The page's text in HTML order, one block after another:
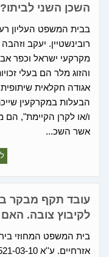
השכן השני
רובינשטיין. יעקב
מקרקעי ישראל וכפר
והזוג מלר הם בעלי
אגודה חקלאית
הבעלות במקרקעין
ו/או לקרן הקיימת", הם
אשר השכ...
עובד תקף מבקר
לקיבוץ צובה.
בית המשפט המחוזי